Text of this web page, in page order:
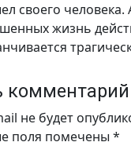
своего
жизнь
комментарий
не будет
поля помечены *